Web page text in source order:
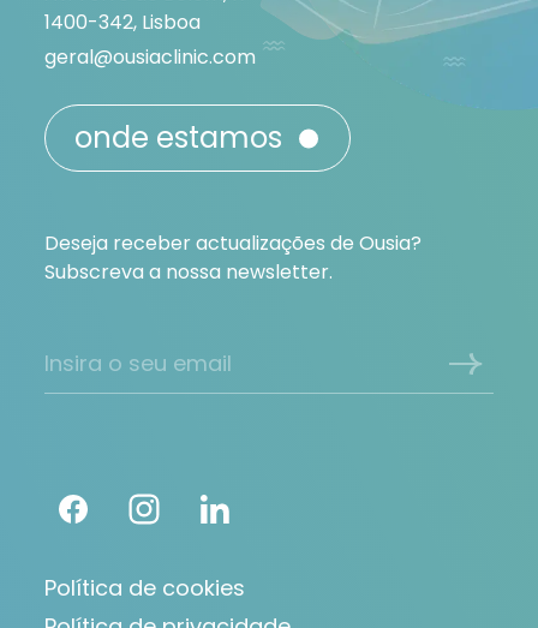
Deseja receber actualizações de Ousia?
Subscreva a nossa newsletter.
1400-342, Lisboa
geral@ousiaclinic.com
onde estamos
Política de cookies